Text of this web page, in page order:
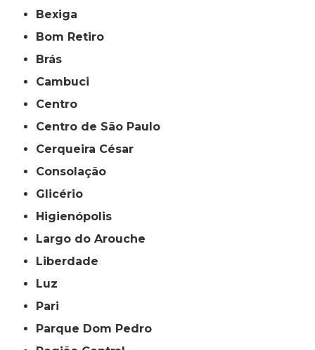
Bexiga
Bom Retiro
Brás
Cambuci
Centro
Centro de São Paulo
Cerqueira César
Consolação
Glicério
Higienópolis
Largo do Arouche
Liberdade
Luz
Pari
Parque Dom Pedro